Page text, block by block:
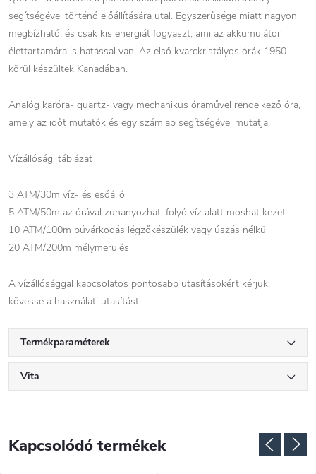
segítségével történő előállítására utal. Egyszerűsége miatt nagyon
megbízható, és csak kis energiát fogyaszt, ami az akkumulátor
élettartamára is hatással van. Az első kvarckristályos órák 1950
körül készültek Kanadában.
Analóg karóra- quartz- vagy mechanikus óraművel rendelkező óra,
amely az időt mutatók és egy számlap segítségével mutatja.
Vízállósági táblázat
3 ATM/30m víz- és esőálló
5 ATM/50m az órával zuhanyozhat, folyó víz alatt moshat kezet.
10 ATM/100m búvárkodás légzőkészülék vagy úszás nélkül
20 ATM/200m mélymerülés
A vízállósággal kapcsolatos pontosabb utasításokért kérjük,
kövesse a használati utasítást.
Termékparaméterek
Vita
Kapcsolódó termékek